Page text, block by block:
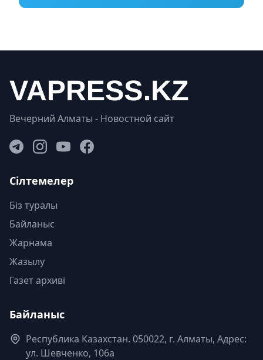
Вечерний Алматы - Новостной сайт
Сілтемелер
Біз туралы
Байланыс
Жарнама
Жазылу
Газет архиві
Байланыс
Республика Казахстан. 050022, г. Алматы, Адрес:
ул. Шевченко, 106а